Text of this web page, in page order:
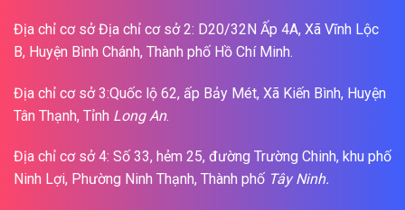
Địa chỉ cơ sở Địa chỉ cơ sở 2: D20/32N Ấp 4A, Xã Vĩnh Lộc
B, Huyện Bình Chánh, Thành phố Hồ Chí Minh.
Địa chỉ cơ sở 3:Quốc lộ 62, ấp Bảy Mét, Xã Kiến Bình, Huyện
Tân Thạnh, Tỉnh Long An.
Địa chỉ cơ sở 4: Số 33, hẻm 25, đường Trường Chinh, khu phố
Ninh Lợi, Phường Ninh Thạnh, Thành phố Tây Ninh.